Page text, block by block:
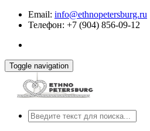
Email: info@ethnopetersburg.ru
Телефон: +7 (904) 856-09-12
Toggle navigation